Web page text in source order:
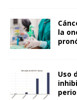
la
Uso